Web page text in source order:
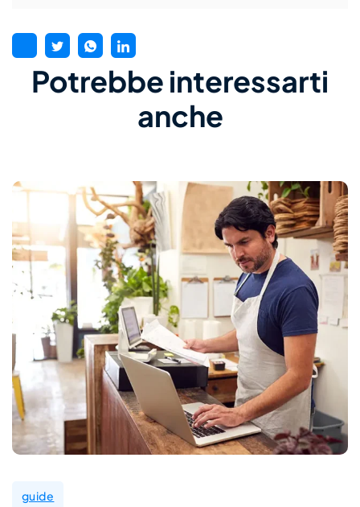
Potrebbe interessarti
anche
guide